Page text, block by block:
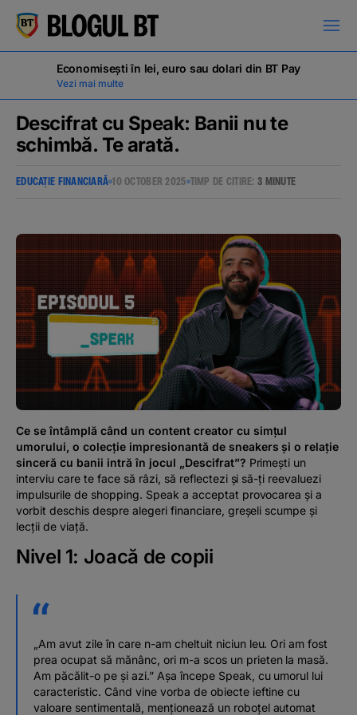
кириллица
Campanii
Evenimente
Podcast
The MacRO Zone
Pentru antreprenori
Banking, pe relaxare
Economisești în lei, euro sau dolari din BT Pay
Vezi mai multe
Descifrat cu Speak: Banii nu te
schimbă. Te arată.
EDUCAȚIE FINANCIARĂ 10 OCTOBER 2025 TIMP DE CITIRE:3 MINUTE
Ce se întâmplă când un content creator cu simțul
umorului, o colecție impresionantă de sneakers și o relație
sinceră cu banii intră în jocul „Descifrat”? Primești un
interviu care te face să râzi, să reflectezi și să-ți reevaluezi
impulsurile de shopping. Speak a acceptat provocarea și a
vorbit deschis despre alegeri financiare, greșeli scumpe și
lecții de viață.
Nivel 1: Joacă de copii
„Am avut zile în care n-am cheltuit niciun leu. Ori am fost
prea ocupat să mănânc, ori m-a scos un prieten la masă.
Am păcălit-o pe și azi.” Așa începe Speak, cu umorul lui
caracteristic. Când vine vorba de obiecte ieftine cu
valoare sentimentală, menționează un roboțel automat